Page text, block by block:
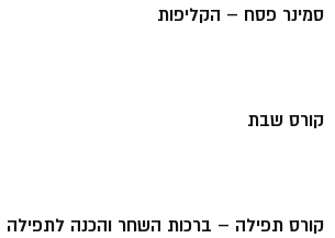
סמינר פסח – הקליפות
קורס שבת
קורס תפילה – ברכות השחר והכנה לתפילה